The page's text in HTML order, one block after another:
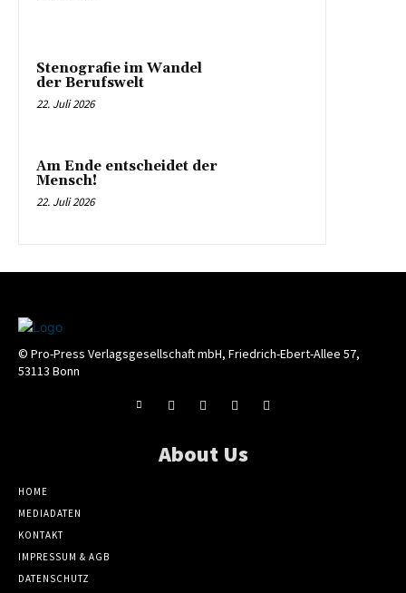
Stenografie im Wandel
der Berufswelt
22. Juli 2026
Am Ende entscheidet der
Mensch!
22. Juli 2026
© Pro-Press Verlagsgesellschaft mbH, Friedrich-Ebert-Allee 57,
53113 Bonn
About Us
HOME
MEDIADATEN
KONTAKT
IMPRESSUM & AGB
DATENSCHUTZ